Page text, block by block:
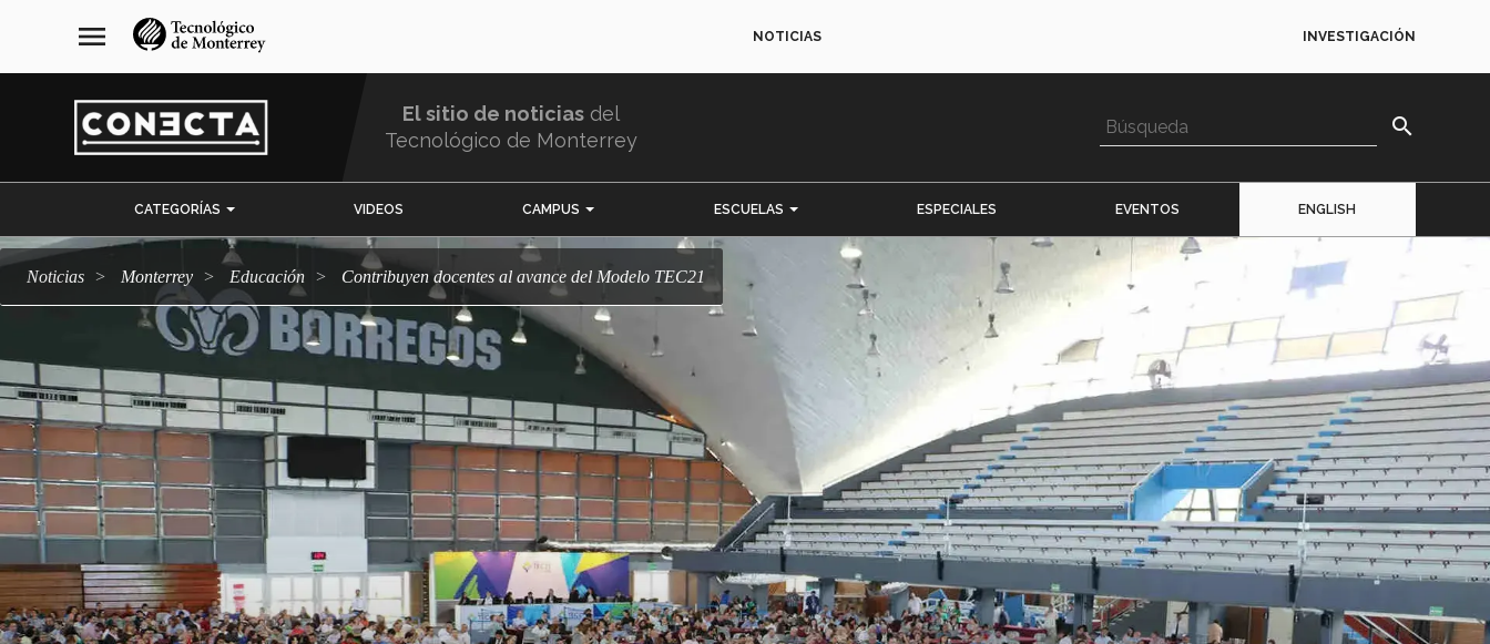
navegación
principal
menu NOTICIAS INVESTIGACIÓN
El sitio de noticias del
Tecnológico de Monterrey
search
CATEGORÍAS VIDEOS CAMPUS ESCUELAS ESPECIALES EVENTOS ENGLISH
Noticias Monterrey Educación Contribuyen docentes al avance del Modelo TEC21